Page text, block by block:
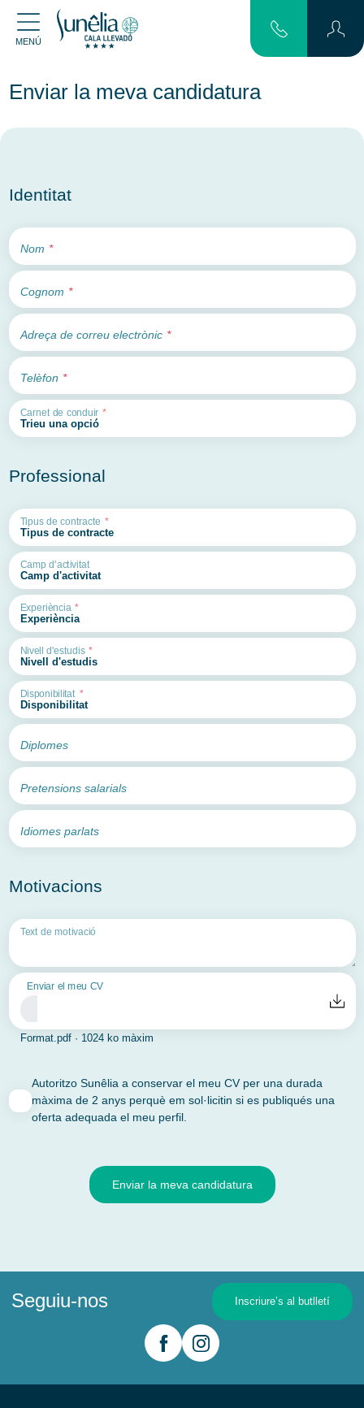
MENÚ
Enviar la meva candidatura
Identitat
Nom
Cognom
Adreça de correu electrònic
Telèfon
Carnet de conduir
Professional
Tipus de contracte
Camp d'activitat
Experiència
Nivell d'estudis
Disponibilitat
Diplomes
Pretensions salarials
Idiomes parlats
Motivacions
Text de motivació
Enviar el meu CV
Format.pdf · 1024 ko màxim
Autoritzo Sunêlia a conservar el meu CV per una durada
màxima de 2 anys perquè em sol·licitin si es publiqués una
oferta adequada el meu perfil.
Enviar la meva candidatura
Seguiu-nos Inscriure’s al butlletí